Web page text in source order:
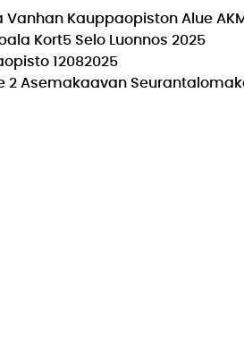
Vanhan Kauppaopiston Alue
Kort5 Selo Luonnos 2025
12082025
2 Asemakaavan